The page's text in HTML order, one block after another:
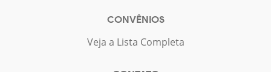
CONVÊNIOS
Veja a Lista Completa